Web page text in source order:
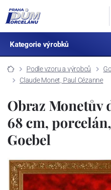
Kategorie výrobků
Podle vzoru a výrobců
Claude Monet, Paul Cézanne
Obraz Monetův
68 cm,
Goebel